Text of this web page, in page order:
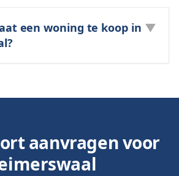
een woning te koop in ▼
aanvragen voor